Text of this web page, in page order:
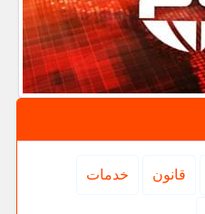
قانون خدمات